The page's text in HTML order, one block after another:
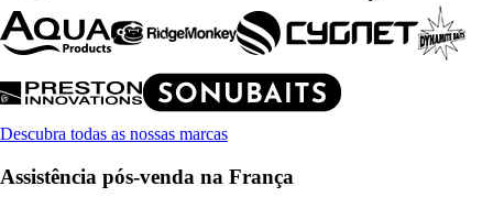
Descubra todas as nossas marcas
Assistência pós-venda na França